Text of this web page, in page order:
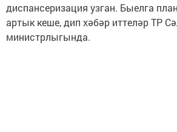
диспансеризация узган. Быелга
артык кеше, дип хәбәр иттеләр ТР
министрлыгында.